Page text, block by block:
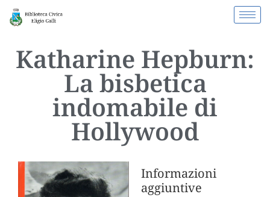
Katharine Hepburn:
La bisbetica
indomabile di
Hollywood
Informazioni
aggiuntive